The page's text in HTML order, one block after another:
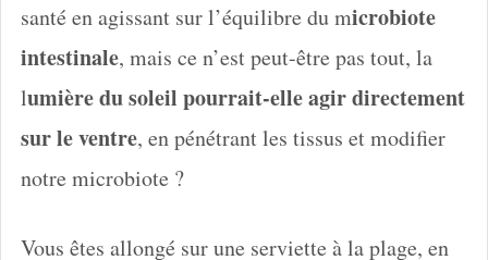
santé en agissant sur l’équilibre du microbiote
intestinale, mais ce n’est peut-être pas tout, la
lumière du soleil pourrait-elle agirdirectement
sur le ventre, en pénétrant les tissus et modifier
notre microbiote ?
Vous êtes allongé sur une serviette à la plage, en